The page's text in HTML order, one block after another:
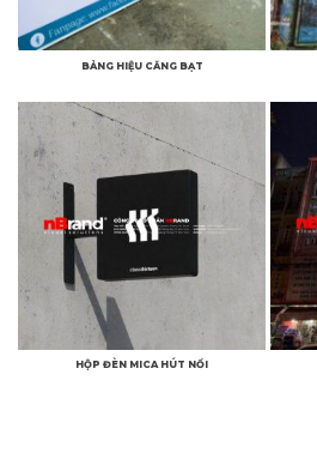
BẢNG HIỆU CĂNG BẠT
HỘP ĐÈN MICA HÚT NỔI